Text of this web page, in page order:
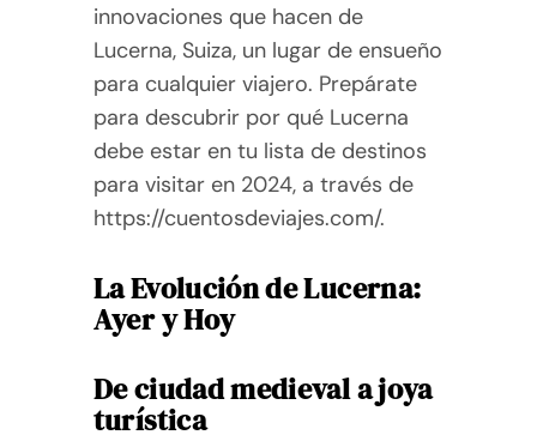
Contáctame
innovaciones que hacen de
Lucerna, Suiza, un lugar de ensueño
para cualquier viajero. Prepárate
para descubrir por qué Lucerna
debe estar en tu lista de destinos
para visitar en 2024, a través de
https://cuentosdeviajes.com/.
La Evolución de Lucerna:
Ayer y Hoy
De ciudad medieval a joya
turística